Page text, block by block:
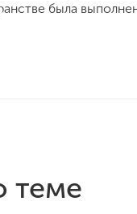
была
теме